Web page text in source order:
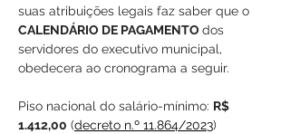
suas atribuições legais faz saber que o
CALENDÁRIO DE PAGAMENTO dos
servidores do executivo municipal,
obedecera ao cronograma a seguir.
Piso nacional do salário-mínimo: R$
1.412,00 (decreto n.º 11.864/2023)